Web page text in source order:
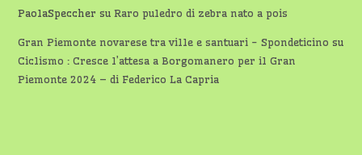
PaolaSpeccher suRaro puledro di zebra nato a pois
Gran Piemonte novarese tra ville e santuari - Spondeticino su
Ciclismo : Cresce l’attesa a Borgomanero per il Gran
Piemonte 2024 – di Federico La Capria